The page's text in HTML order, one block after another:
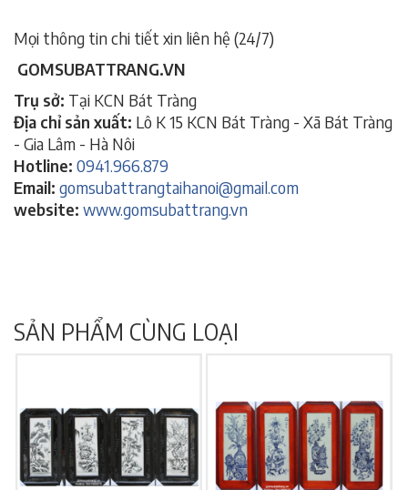
Mọi thông tin chi tiết xin liên hệ (24/7)
GOMSUBATTRANG.VN
Trụ sở: Tại KCN Bát Tràng
Địa chỉ sản xuất: Lô K 15 KCN Bát Tràng - Xã Bát Tràng
- Gia Lâm - Hà Nôi
Hotline: 0941.966.879
Email: gomsubattrangtaihanoi@gmail.com
website: www.gomsubattrang.vn
SẢN PHẨM CÙNG LOẠI